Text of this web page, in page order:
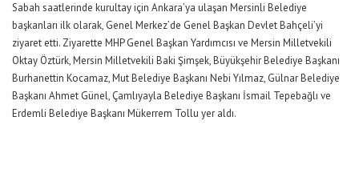
Sabah saatlerinde kurultay için Ankara’ya ulaşan Mersinli Belediye
başkanları ilk olarak, Genel Merkez’de Genel Başkan Devlet Bahçeli’yi
ziyaret etti. Ziyarette MHP Genel Başkan Yardımcısı ve Mersin Milletvekili
Oktay Öztürk, Mersin Milletvekili Baki Şimşek, Büyükşehir Belediye Başkanı
Burhanettin Kocamaz, Mut Belediye Başkanı Nebi Yılmaz, Gülnar Belediye
Başkanı Ahmet Günel, Çamlıyayla Belediye Başkanı İsmail Tepebağlı ve
Erdemli Belediye Başkanı Mükerrem Tollu yer aldı.